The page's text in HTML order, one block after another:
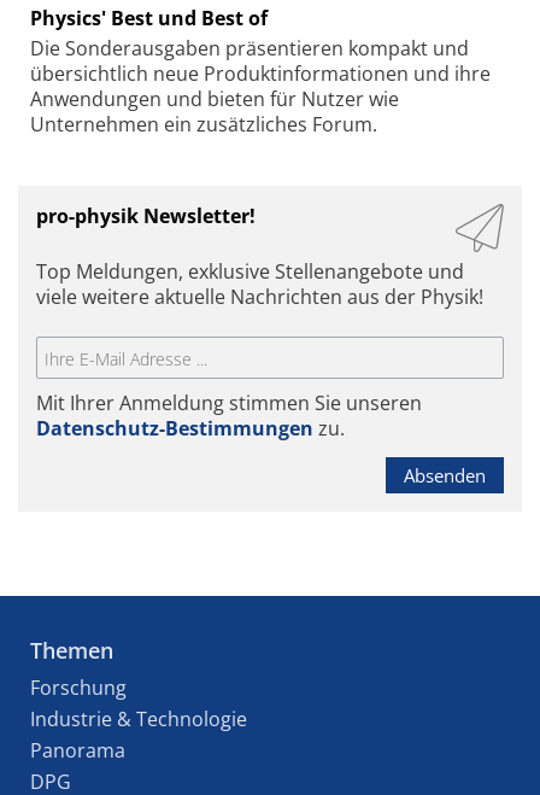
Physics' Best und Best of
Die Sonder­ausgaben präsentieren kompakt und
übersichtlich neue Produkt­informationen und ihre
Anwendungen und bieten für Nutzer wie
Unternehmen ein zusätzliches Forum.
pro-physik Newsletter!
Top Meldungen, exklusive Stellenangebote und
viele weitere aktuelle Nachrichten aus der Physik!
Mit Ihrer Anmeldung stimmen Sie unseren
Datenschutz-Bestimmungen zu.
Absenden
Themen
Forschung
Industrie & Technologie
Panorama
DPG